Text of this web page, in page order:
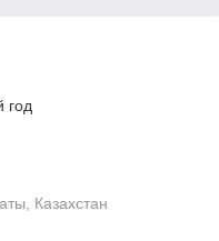
год
Казахстан